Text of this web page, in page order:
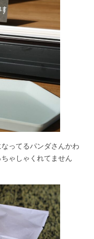
ってるパンダさんかわ
ゃしゃくれてません